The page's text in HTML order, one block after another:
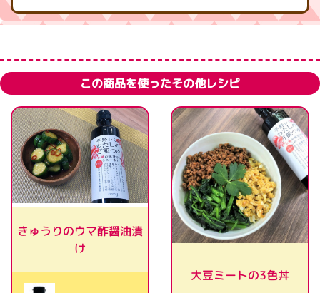
この商品を使ったその他レシピ
きゅうりのウマ酢醤油漬
け
大豆ミートの3色丼